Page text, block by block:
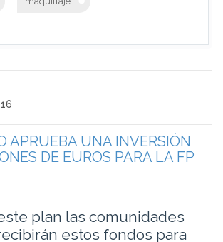
APRUEBA UNA INVERSIÓN
DE EUROS PARA LA FP
plan las comunidades
estos fondos para